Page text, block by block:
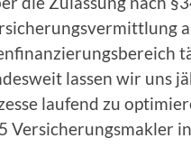
lassen wir uns
laufend zu
Versicherungsmakler in